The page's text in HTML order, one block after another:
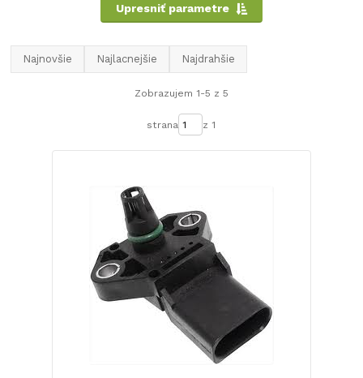
Upresniť parametre
Najnovšie Najlacnejšie Najdrahšie
Zobrazujem 1-5 z 5
strana z 1